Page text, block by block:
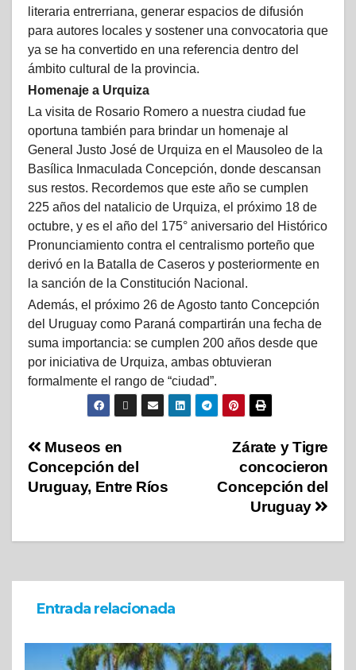
literaria entrerriana, generar espacios de difusión
para autores locales y sostener una convocatoria que
ya se ha convertido en una referencia dentro del
ámbito cultural de la provincia.
Homenaje a Urquiza
La visita de Rosario Romero a nuestra ciudad fue
oportuna también para brindar un homenaje al
General Justo José de Urquiza en el Mausoleo de la
Basílica Inmaculada Concepción, donde descansan
sus restos. Recordemos que este año se cumplen
225 años del natalicio de Urquiza, el próximo 18 de
octubre, y es el año del 175° aniversario del Histórico
Pronunciamiento contra el centralismo porteño que
derivó en la Batalla de Caseros y posteriormente en
la sanción de la Constitución Nacional.
Además, el próximo 26 de Agosto tanto Concepción
del Uruguay como Paraná compartirán una fecha de
suma importancia: se cumplen 200 años desde que
por iniciativa de Urquiza, ambas obtuvieran
formalmente el rango de “ciudad”.
Zárate y Tigre
concocieron
Concepción del
Uruguay
Museos en
Concepción del
Uruguay, Entre Ríos
Entrada relacionada